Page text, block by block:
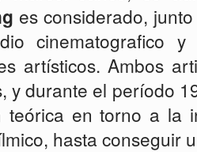
es considerado,
cinematografico
artísticos. Ambos
y durante el período
teórica en torno a la
hasta conseguir